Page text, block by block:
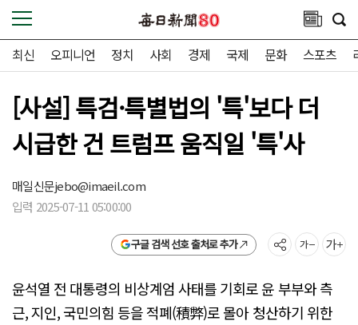
최신 오피니언 정치 사회 경제 국제 문화 스포츠
[사설] 특검·특별법의 '특'보다 더
시급한 건 트럼프 움직일 '특'사
매일신문jebo@imaeil.com
입력 2025-07-11 05:00:00
구글 검색 선호 출처로 추가
윤석열 전 대통령의 비상계엄 사태를 기회로 윤 부부와 측
근, 지인, 국민의힘 등을 적폐(積弊)로 몰아 청산하기 위한